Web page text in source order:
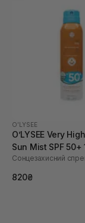
O’LYSEE
O’LYSEE Very
Sun Mist SPF 50+
Cонцезахисний
820₴